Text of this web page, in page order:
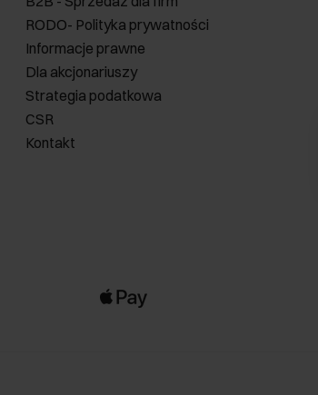
RODO- Polityka prywatności
Informacje prawne
Dla akcjonariuszy
Strategia podatkowa
CSR
Kontakt